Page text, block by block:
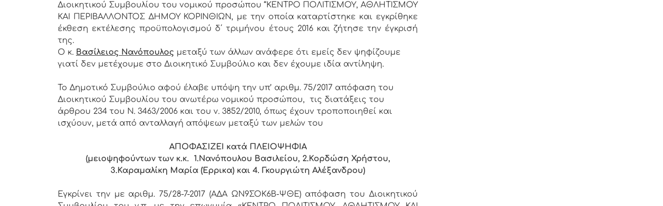
Διοικητικού Συμβουλίου του νομικού προσώπου “ΚΕΝΤΡΟ ΠΟΛΙΤΙΣΜΟΥ, ΑΘΛΗΤΙΣΜΟΥ
ΚΑΙ ΠΕΡΙΒΑΛΛΟΝΤΟΣ ΔΗΜΟΥ ΚΟΡΙΝΘΙΩΝ, με την οποία καταρτίστηκε και εγκρίθηκε
έκθεση εκτέλεσης προϋπολογισμού δ΄ τριμήνου έτους 2016 και ζήτησε την έγκρισή
της.
Ο κ. Βασίλειος Νανόπουλος μεταξύ των άλλων ανάφερε ότι εμείς δεν ψηφίζουμε
γιατί δεν μετέχουμε στο Διοικητικό Συμβούλιο και δεν έχουμε ιδία αντίληψη.
Το Δημοτικό Συμβούλιο αφού έλαβε υπόψη την υπ’ αριθμ. 75/2017 απόφαση του
Διοικητικού Συμβουλίου του ανωτέρω νομικού προσώπου, τις διατάξεις του
άρθρου 234 του Ν. 3463/2006 και του ν. 3852/2010, όπως έχουν τροποποιηθεί και
ισχύουν, μετά από ανταλλαγή απόψεων μεταξύ των μελών του
ΑΠΟΦΑΣΙΖΕΙ κατά ΠΛΕΙΟΨΗΦΙΑ
(μειοψηφούντων των κ.κ. 1.Νανόπουλου Βασιλείου, 2.Κορδώση Χρήστου,
3.Καραμαλίκη Μαρία (Έρρικα) και 4. Γκουργιώτη Αλέξανδρου)
Εγκρίνει την με αριθμ. 75/28-7-2017 (ΑΔΑ ΩΝ9ΣΟΚ6Β-ΨΘΕ) απόφαση του Διοικητικού